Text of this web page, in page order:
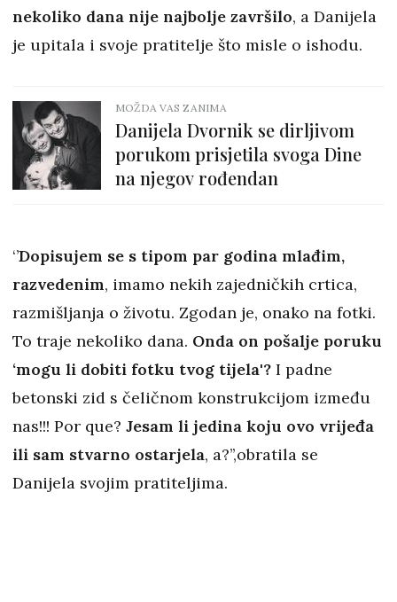
nekoliko dana nije najbolje završilo, a Danijela
je upitala i svoje pratitelje što misle o ishodu.
MOŽDA VAS ZANIMA
Danijela Dvornik se dirljivom
porukom prisjetila svoga Dine
na njegov rođendan
‘’Dopisujem se s tipom par godina mlađim,
razvedenim, imamo nekih zajedničkih crtica,
razmišljanja o životu. Zgodan je, onako na fotki.
To traje nekoliko dana. Onda on pošalje poruku
‘mogu li dobiti fotku tvog tijela'? I padne
betonski zid s čeličnom konstrukcijom između
nas!!! Por que? Jesam li jedina koju ovo vrijeđa
ili sam stvarno ostarjela, a?’’,obratila se
Danijela svojim pratiteljima.